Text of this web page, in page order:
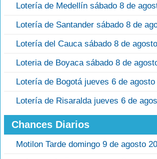
Lotería de Medellín sábado 8 de
Lotería de Santander sábado 8 de
Lotería del Cauca sábado 8 de
Loteria de Boyaca sábado 8 de
Lotería de Bogotá jueves 6 de agosto
Lotería de Risaralda jueves 6 de
Chances Diarios
Motilon Tarde domingo 9 de agosto